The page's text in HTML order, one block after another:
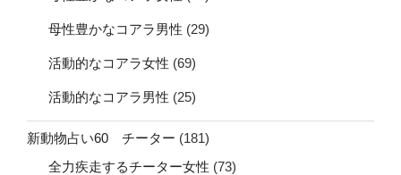
母性豊かなコアラ男性 (29)
活動的なコアラ女性 (69)
活動的なコアラ男性 (25)
新動物占い60 チーター (181)
全力疾走するチーター女性 (73)